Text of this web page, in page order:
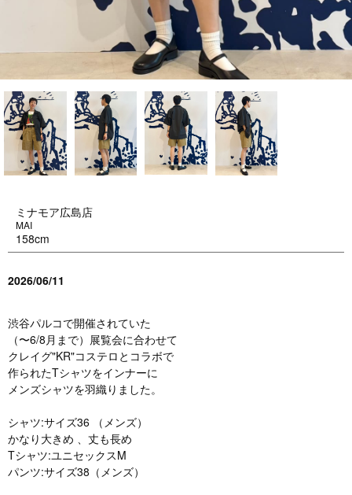
ミナモア広島店
MAI
158cm
2026/06/11
渋谷パルコで開催されていた
（〜6/8月まで）展覧会に合わせて
クレイグ"KR"コステロとコラボで
作られたTシャツをインナーに
メンズシャツを羽織りました。
シャツ:サイズ36 （メンズ）
かなり大きめ 、丈も長め
Tシャツ:ユニセックスM
パンツ:サイズ38（メンズ）